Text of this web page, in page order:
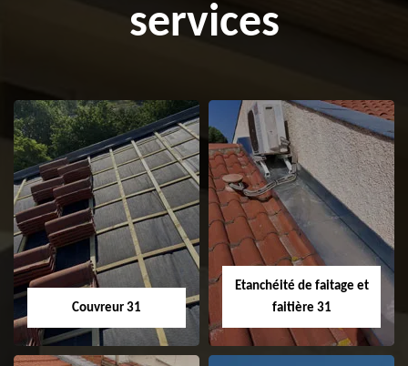
services
Couvreur 31
Etanchéité de faitage et
faitière 31